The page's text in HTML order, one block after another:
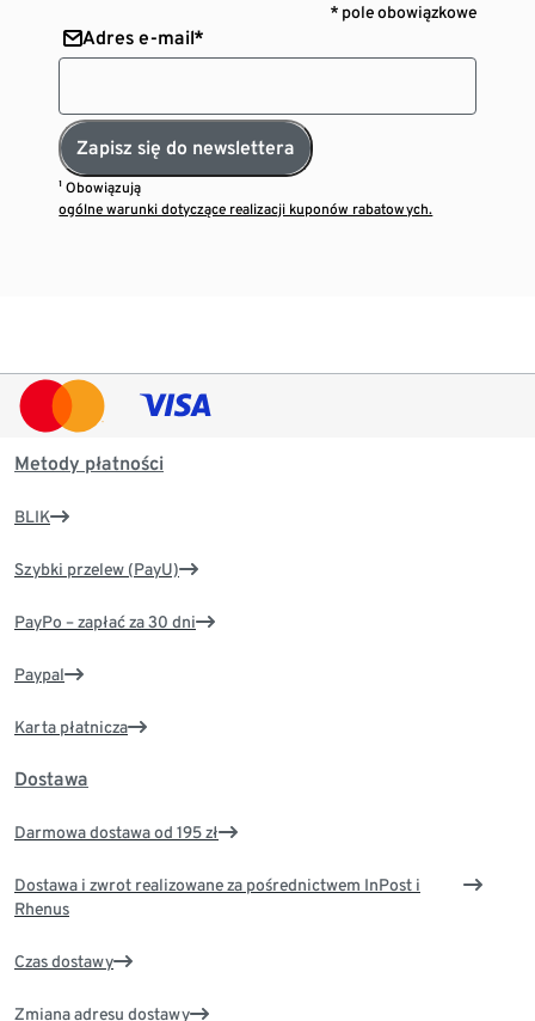
* pole obowiązkowe
Adres e-mail*
Zapisz się do newslettera
¹ Obowiązują
ogólne warunki dotyczące realizacji kuponów rabatowych.
Metody płatności
BLIK
Szybki przelew (PayU)
PayPo – zapłać za 30 dni
Paypal
Karta płatnicza
Dostawa
Darmowa dostawa od 195 zł
Dostawa i zwrot realizowane za pośrednictwem InPost i
Rhenus
Czas dostawy
Zmiana adresu dostawy